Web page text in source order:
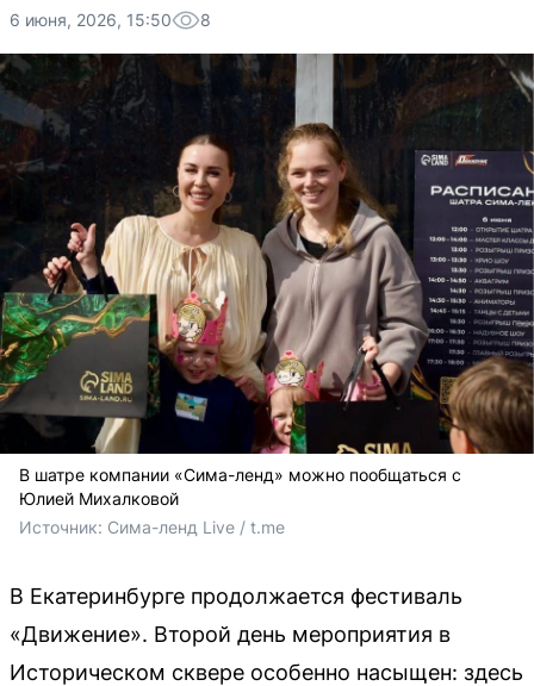
6 июня, 2026, 15:50 8
В шатре компании «Сима-ленд» можно пообщаться с
Юлией Михалковой
Источник: Сима-ленд Live / t.me
В Екатеринбурге продолжается фестиваль
«Движение». Второй день мероприятия в
Историческом сквере особенно насыщен: здесь